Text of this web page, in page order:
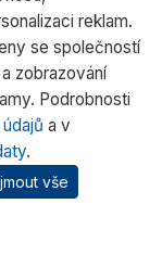
reklam.
se společností
zobrazování
Podrobnosti
a v
.
vše